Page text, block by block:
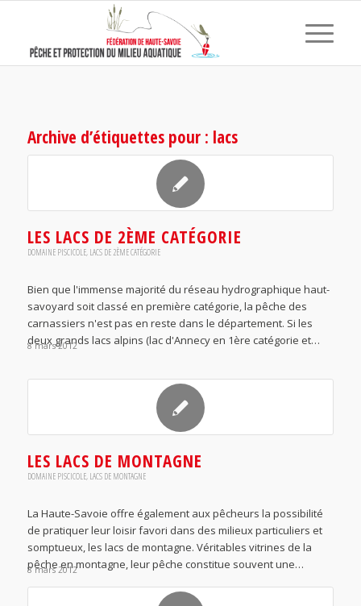
Archive d’étiquettes pour : lacs
LES LACS DE 2ÈME CATÉGORIE
DOMAINE PISCICOLE, LACS DE 2ÈME CATÉGORIE
Bien que l'immense majorité du réseau hydrographique haut-
savoyard soit classé en première catégorie, la pêche des
carnassiers n'est pas en reste dans le département. Si les
deux grands lacs alpins (lac d'Annecy en 1ère catégorie et…
8 mars 2012
LES LACS DE MONTAGNE
DOMAINE PISCICOLE, LACS DE MONTAGNE
La Haute-Savoie offre également aux pêcheurs la possibilité
de pratiquer leur loisir favori dans des milieux particuliers et
somptueux, les lacs de montagne. Véritables vitrines de la
pêche en montagne, leur pêche constitue souvent une…
8 mars 2012